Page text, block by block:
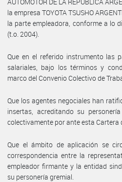
la empresa TOYOTA TSUSHO
la parte empleadora, conforme a lo
(t.o. 2004).
Que en el referido instrumento las
salariales, bajo los términos y
marco del Convenio Colectivo de
Que los agentes negociales han
insertas, acreditando su
colectivamente por ante esta Cartera
Que el ámbito de aplicación se
correspondencia entre la
empleador firmante y la entidad
su personería gremial.